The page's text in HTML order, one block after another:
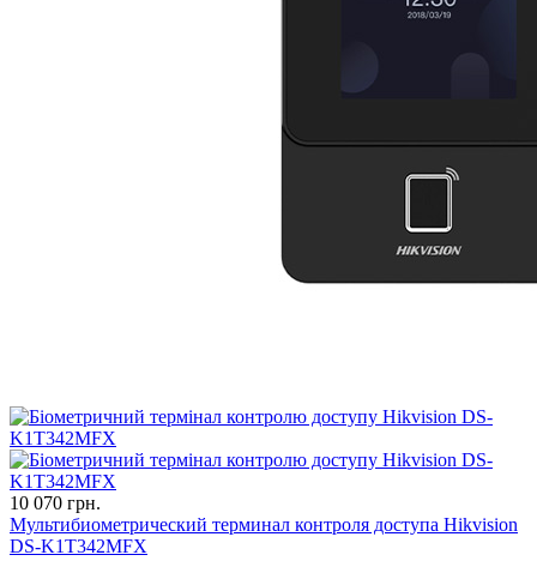
10 070 грн.
Мультибиометрический терминал контроля доступа Hikvision
DS-K1T342MFX